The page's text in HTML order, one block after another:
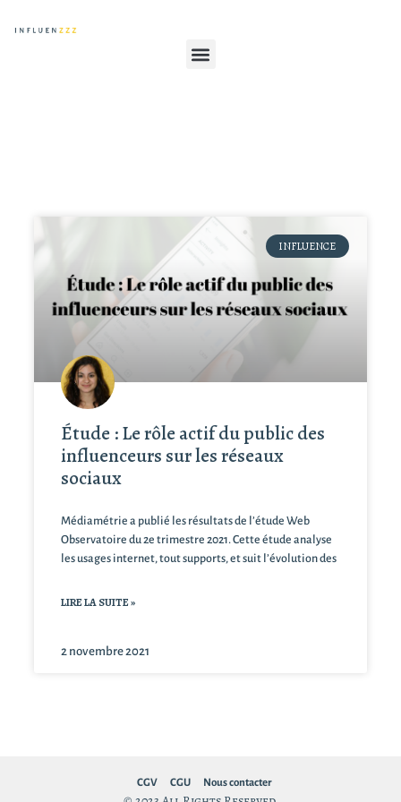
INFLUENCE
Étude : Le rôle actif du public des
influenceurs sur les réseaux
sociaux
Médiamétrie a publié les résultats de l’étude Web
Observatoire du 2e trimestre 2021. Cette étude analyse
les usages internet, tout supports, et suit l’évolution des
LIRE LA SUITE »
2 novembre 2021
CGV CGU Nous contacter